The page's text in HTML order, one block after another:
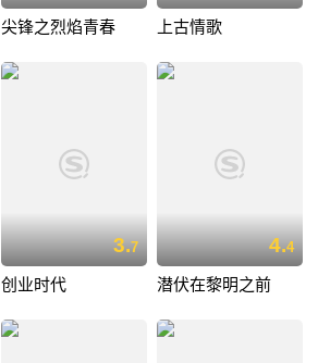
尖锋之烈焰青春 上古情歌
3.7
创业时代
4.4
潜伏在黎明之前